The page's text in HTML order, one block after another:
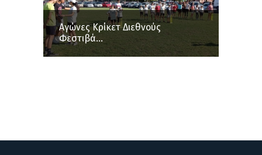
Aγώνες Κρίκετ Διεθνούς
Φεστιβά...